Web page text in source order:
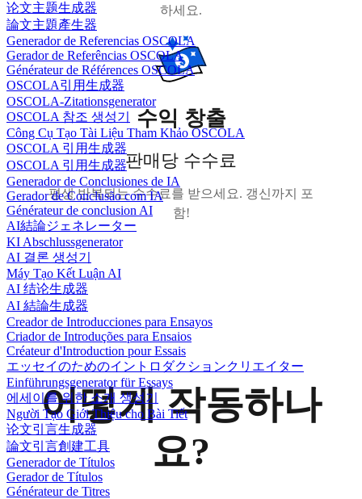
论文主题生成器
論文主題產生器
Generador de Referencias OSCOLA
Gerador de Referências OSCOLA
Générateur de Références OSCOLA
OSCOLA引用生成器
OSCOLA-Zitationsgenerator
OSCOLA 참조 생성기
Công Cụ Tạo Tài Liệu Tham Khảo OSCOLA
OSCOLA 引用生成器
OSCOLA 引用生成器
Generador de Conclusiones de IA
Gerador de Conclusão com IA
Générateur de conclusion AI
AI結論ジェネレーター
KI Abschlussgenerator
AI 결론 생성기
Máy Tạo Kết Luận AI
AI 结论生成器
AI 結論生成器
Creador de Introducciones para Ensayos
Criador de Introduções para Ensaios
Créateur d'Introduction pour Essais
エッセイのためのイントロダクションクリエイター
Einführungsgenerator für Essays
에세이를 위한 소개 생성기
Người Tạo Giới Thiệu cho Bài Tiết
论文引言生成器
論文引言創建工具
Generador de Títulos
Gerador de Títulos
Générateur de Titres
하세요.
수익 창출
판매당 수수료
평생 반복되는 수수료를 받으세요. 갱신까지 포
함!
어떻게 작동하나
요?